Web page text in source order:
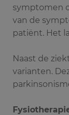
symptomen
van de
patiënt. Het
Naast de
varianten.